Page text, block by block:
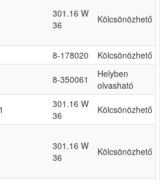
301.16 W
36
Kölcsönözhető
8-178020 Kölcsönözhető
8-350061
Helyben
olvasható
301.16 W
36
Kölcsönözhető
301.16 W
36
Kölcsönözhető